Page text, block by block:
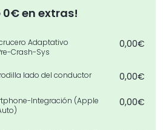
0€ en extras!
Adaptativo
Crash-Sys
0,00€
lado del conductor 0,00€
Integración (Apple
0,00€